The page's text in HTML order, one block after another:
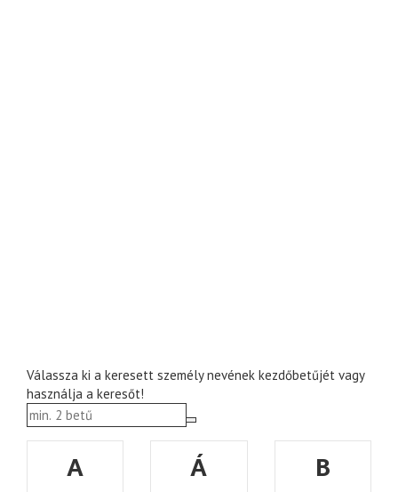
Válassza ki a keresett személy nevének kezdőbetűjét vagy
használja a keresőt!
A Á
B